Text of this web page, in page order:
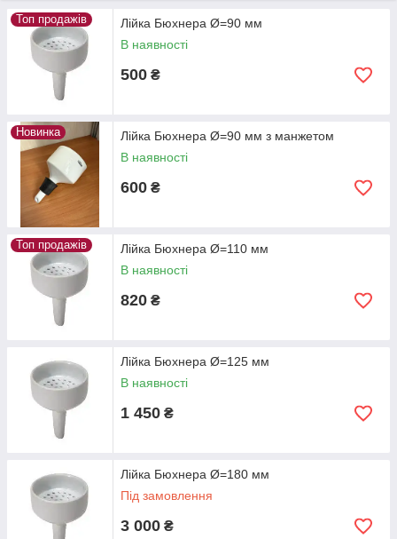
Топ продажів
Лійка Бюхнера Ø=90 мм
В наявності
500 ₴
Новинка
Лійка Бюхнера Ø=90 мм з манжетом
В наявності
600 ₴
Топ продажів
Лійка Бюхнера Ø=110 мм
В наявності
820 ₴
Лійка Бюхнера Ø=125 мм
В наявності
1 450 ₴
Лійка Бюхнера Ø=180 мм
Під замовлення
3 000 ₴